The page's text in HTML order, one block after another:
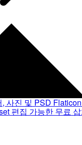
사진 및 PSD Flaticon
편집 가능한 무료